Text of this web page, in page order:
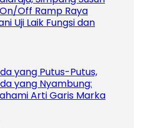
Off Ramp Raya
Uji Laik Fungsi dan
yang Putus-Putus,
yang Nyambung:
Arti Garis Marka